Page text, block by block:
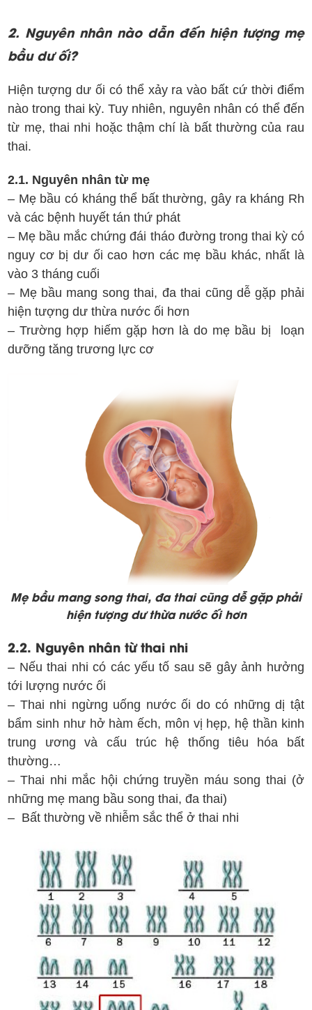
2. Nguyên nhân nào dẫn đến hiện tượng mẹ
bầu dư ối?
Hiện tượng dư ối có thể xảy ra vào bất cứ thời điểm
nào trong thai kỳ. Tuy nhiên, nguyên nhân có thể đến
từ mẹ, thai nhi hoặc thậm chí là bất thường của rau
thai.
2.1. Nguyên nhân từ mẹ
– Mẹ bầu có kháng thể bất thường, gây ra kháng Rh
và các bệnh huyết tán thứ phát
– Mẹ bầu mắc chứng đái tháo đường trong thai kỳ có
nguy cơ bị dư ối cao hơn các mẹ bầu khác, nhất là
vào 3 tháng cuối
– Mẹ bầu mang song thai, đa thai cũng dễ gặp phải
hiện tượng dư thừa nước ối hơn
– Trường hợp hiếm gặp hơn là do mẹ bầu bị loạn
dưỡng tăng trương lực cơ
Mẹ bầu mang song thai, đa thai cũng dễ gặp phải
hiện tượng dư thừa nước ối hơn
2.2. Nguyên nhân từ thai nhi
– Nếu thai nhi có các yếu tố sau sẽ gây ảnh hưởng
tới lượng nước ối
– Thai nhi ngừng uống nước ối do có những dị tật
bẩm sinh như hở hàm ếch, môn vị hẹp, hệ thần kinh
trung ương và cấu trúc hệ thống tiêu hóa bất
thường…
– Thai nhi mắc hội chứng truyền máu song thai (ở
những mẹ mang bầu song thai, đa thai)
– Bất thường về nhiễm sắc thể ở thai nhi